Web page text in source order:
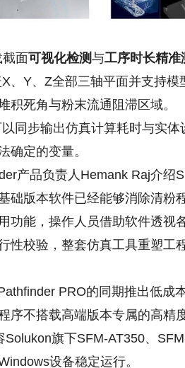
面可视化检测与工序时长精准
、Y、Z全部三轴平面并支持
积死角与粉末流通阻滞区域。
同步输出仿真计算耗时与实
确定的变量。
品负责人Hemank Raj介绍
础版本软件已经能够消除清
功能，操作人员借助软件透
性校验，整套仿真工具重塑工
PRO的同期推出低成
序不搭载高端版本专属的高
旗下SFM-AT350、
设备稳定运行。